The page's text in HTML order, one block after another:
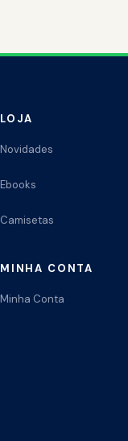
LOJA
Novidades
Ebooks
Camisetas
MINHA CONTA
Minha Conta